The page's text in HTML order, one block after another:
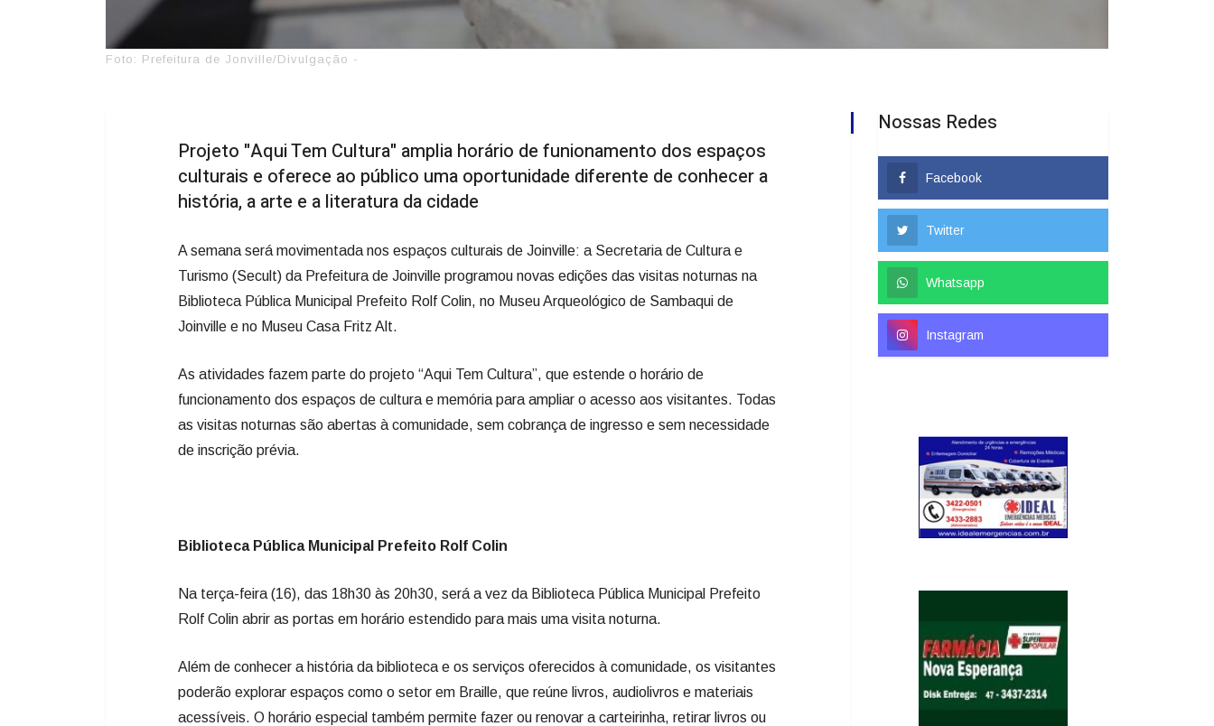
Foto: Prefeitura de Jonville/Divulgação -
Projeto "Aqui Tem Cultura" amplia horário de funionamento dos espaços
culturais e oferece ao público uma oportunidade diferente de conhecer a
história, a arte e a literatura da cidade
A semana será movimentada nos espaços culturais de Joinville: a Secretaria de Cultura e
Turismo (Secult) da Prefeitura de Joinville programou novas edições das visitas noturnas na
Biblioteca Pública Municipal Prefeito Rolf Colin, no Museu Arqueológico de Sambaqui de
Joinville e no Museu Casa Fritz Alt.
As atividades fazem parte do projeto “Aqui Tem Cultura”, que estende o horário de
funcionamento dos espaços de cultura e memória para ampliar o acesso aos visitantes. Todas
as visitas noturnas são abertas à comunidade, sem cobrança de ingresso e sem necessidade
de inscrição prévia.
Biblioteca Pública Municipal Prefeito Rolf Colin
Na terça-feira (16), das 18h30 às 20h30, será a vez da Biblioteca Pública Municipal Prefeito
Rolf Colin abrir as portas em horário estendido para mais uma visita noturna.
Além de conhecer a história da biblioteca e os serviços oferecidos à comunidade, os visitantes
poderão explorar espaços como o setor em Braille, que reúne livros, audiolivros e materiais
acessíveis. O horário especial também permite fazer ou renovar a carteirinha, retirar livros ou
Nossas Redes
Facebook
Twitter
Whatsapp
Instagram